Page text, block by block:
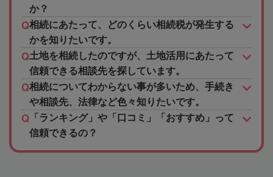
か？
相続にあたって、どのくらい相続税が発生する
かを知りたいです。
土地を相続したのですが、土地活用にあたって
信頼できる相談先を探しています。
相続についてわからない事が多いため、手続き
や相談先、法律など色々知りたいです。
「ランキング」や「口コミ」「おすすめ」って
信頼できるの？